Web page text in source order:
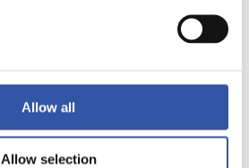
Allow all
Allow selection